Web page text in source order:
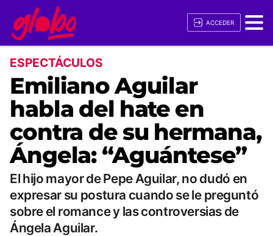
ACCEDER
ESPECTÁCULOS
Emiliano Aguilar
habla del hate en
contra de su hermana,
Ángela: “Aguántese”
El hijo mayor de Pepe Aguilar, no dudó en
expresar su postura cuando se le preguntó
sobre el romance y las controversias de
Ángela Aguilar.